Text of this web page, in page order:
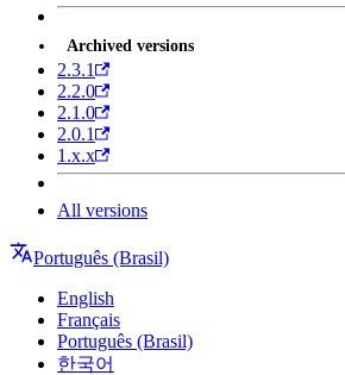
Archived versions
2.3.1
2.2.0
2.1.0
2.0.1
1.x.x
All versions
Português (Brasil)
English
Français
Português (Brasil)
한국어